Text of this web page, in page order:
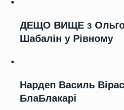
ДЕЩО ВИЩЕ з
Шабалін у Рівному
Нардеп Василь
БлаБлакарі